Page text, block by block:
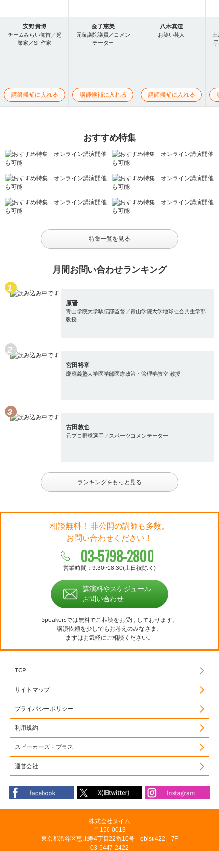
安野貴博
チームみらい党首／起
業家／SF作家
講師候補に入れる
金子恵美
元衆議院議員／コメン
テーター
講師候補に入れる
八木真澄
お笑い芸人
講師候補に入れる
土
おすすめ特集
特集一覧を見る
月間お問い合わせランキング
原晋
青山学院大学駅伝部監督／青山学院大学地球社会共生学部
教授
宮田裕章
慶應義塾大学医学部医療政策・管理学教室 教授
古田敦也
元プロ野球選手／スポーツコメンテーター
ランキングをもっと見る
相談無料！ 非公開の講師も多数。
お問い合わせください！
03-5798-2800
営業時間：9:30~18:30(土日祝除く)
講演料やスケジュール
お問い合わせ
Speakersでは無料でご相談をお受けしております。
講演依頼を少しでもお考えのみなさま、
まずはお気軽にご相談ください。
TOP
サイトマップ
プライバシーポリシー
利用規約
スピーカーズ・プラス
運営会社
株式会社タイム
〒150-0013
東京都渋谷区恵比寿4丁目22番10号 ebisu422 7F
03-5447-2422